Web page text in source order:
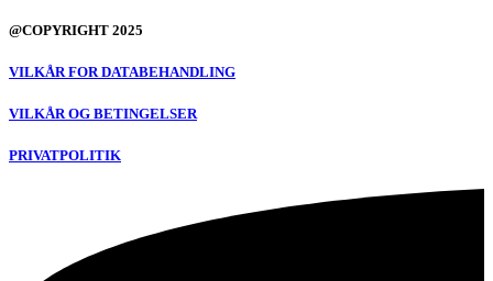
@COPYRIGHT 2025
VILKÅR FOR DATABEHANDLING
VILKÅR OG BETINGELSER
PRIVATPOLITIK